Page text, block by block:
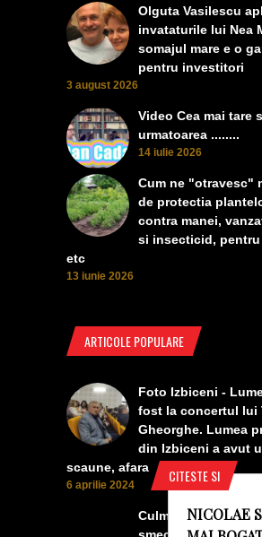
CITESTE SI
NICOLAE
Olguta Vasilescu
invataturile lui Nea
somajul mare e o
pentru investitori
3 august 2026
Video Cea mai tare
urmatoarea ........
14 iulie 2026
Cum ne "otravesc"
de protectia
contra manei,
si insecticid, pentru
etc
13 iunie 2026
ARTICOLE POPULARE
Foto Izbiceni -
fost la concertul lui
Gheorghe. Lumea
din Izbiceni a avut
scaune, afara
6 aprilie 2024
Culmea smecheriei!